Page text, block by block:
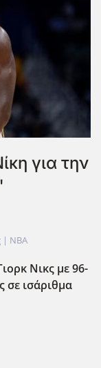
για την
| NBA
Νικς με 96-
σε ισάριθμα